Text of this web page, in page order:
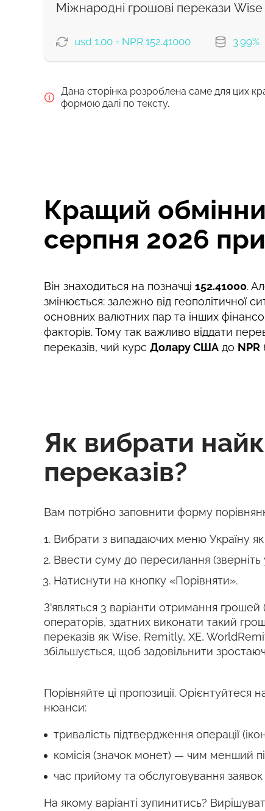
Міжнародні грошові перекази Wise
usd 1.00 = NPR 152.41000 3.99%
Сплатити карткою
Дана сторінка розроблена саме для цих
формою далі по тексту.
Кращий
серпня 2026
Він знаходиться на позначці 152.41000.
змінюється: залежно від геополітичної
основних валютних пар та інших
факторів. Тому так важливо віддати
переказів, чий курс Долару США до NPR
Як вибрати
переказів?
Вам потрібно заповнити форму
Вибрати з випадаючих меню Україну
Ввести суму до пересилання
Натиснути на кнопку «Порівняти».
З'являться 3 варіанти отримання грошей
операторів, здатних виконати такий
переказів як Wise, Remitly, XE,
збільшується, щоб задовільнити
Порівняйте ці пропозиції. Орієнтуйтеся
нюанси:
тривалість підтвердження операції
комісія (значок монет) — чим менший
час прийому та обслуговування
На якому варіанті зупинитись?